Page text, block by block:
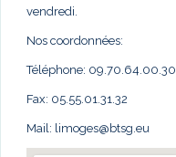
vendredi.
Nos coordonnées:
Téléphone: 09.70.64.00.30
Fax: 05.55.01.31.32
Mail: limoges@btsg.eu